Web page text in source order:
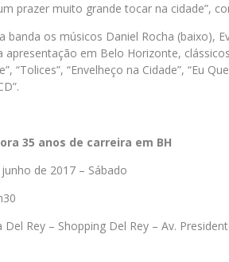
prazer muito grande tocar na cidade”,
banda os músicos Daniel Rocha (baixo),
apresentação em Belo Horizonte,
“Tolices”, “Envelheço na Cidade”, “Eu
35 anos de carreira em BH
de 2017 – Sábado
Del Rey – Shopping Del Rey – Av.